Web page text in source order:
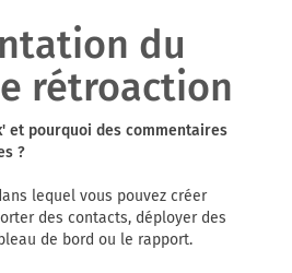
du
rétroaction
et pourquoi des commentaires
?
lequel vous pouvez créer
des contacts, déployer des
de bord ou le rapport.